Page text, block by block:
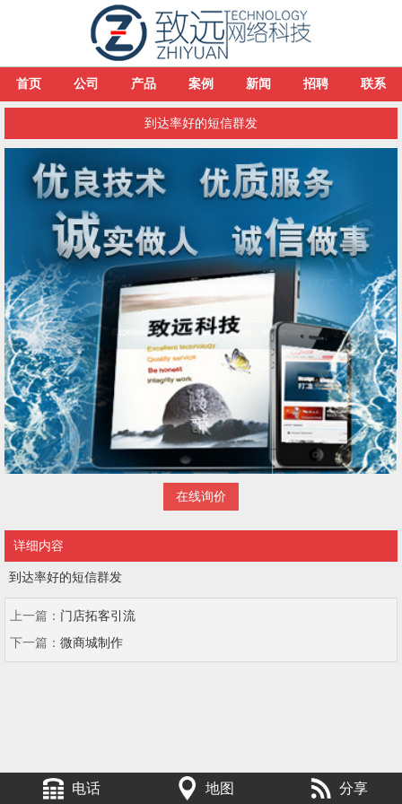
首页 公司 产品 案例 新闻 招聘 联系
到达率好的短信群发
在线询价
详细内容
到达率好的短信群发
上一篇： 门店拓客引流
下一篇： 微商城制作
电话 地图 分享